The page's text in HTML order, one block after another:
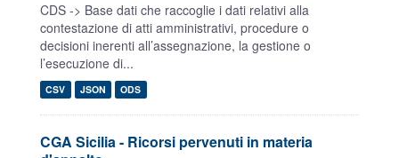
CDS -> Base dati che raccoglie i dati relativi alla
contestazione di atti amministrativi, procedure o
decisioni inerenti all’assegnazione, la gestione o
l’esecuzione di...
CSV JSON ODS
CGA Sicilia - Ricorsi pervenuti in materia